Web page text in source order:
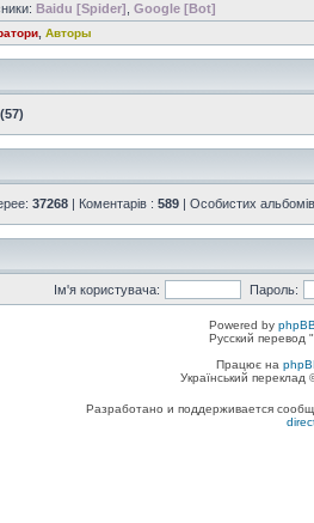
Baidu [Spider] Google [Bot]
Авторы
37268 | Коментарів : 589 | Особистих
Ім'я користувача: Пароль:
Powered by
Русский перевод
Працює на
Український
Разработано и поддерживается